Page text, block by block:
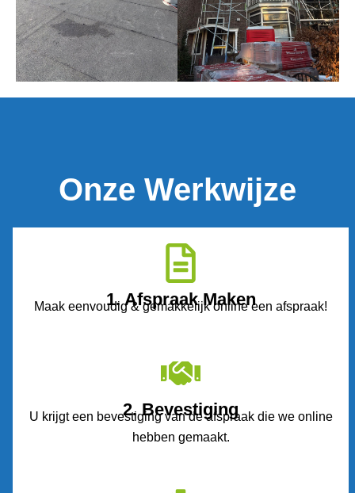
Onze Werkwijze
1. Afspraak Maken
Maak eenvoudig & gemakkelijk online een afspraak!
2. Bevestiging
U krijgt een bevestiging van de afspraak die we online
hebben gemaakt.